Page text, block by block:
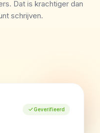
Dat is krachtiger dan
schrijven.
Geverifieerd